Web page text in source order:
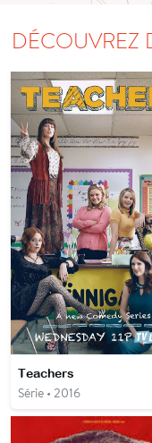
DÉCOUVREZ
Teachers
Série • 2016